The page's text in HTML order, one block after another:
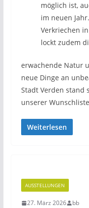
möglich ist,
im neuen
Verkriechen
lockt zudem
erwachende Natur
neue Dinge an
Stadt Verden stand
unserer
Weiterlesen
AUSSTELLUNGEN
27. März 2026 bb